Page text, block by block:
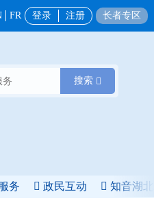
FR 登录 注册 长者专区
搜索
务 政民互动 知音湖北